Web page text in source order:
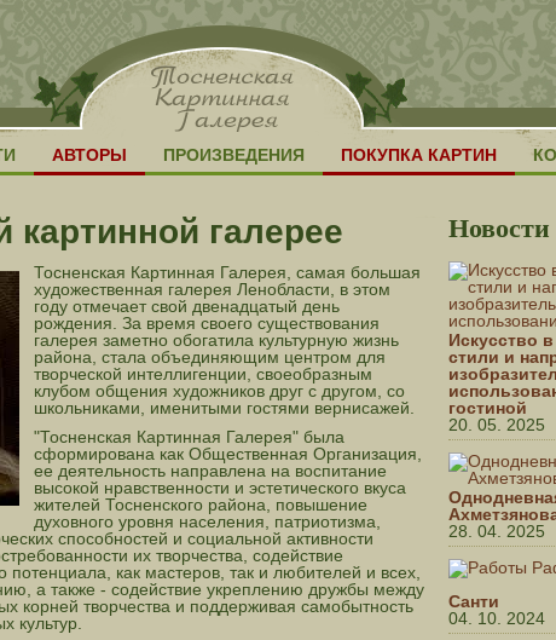
АВТОРЫ ПРОИЗВЕДЕНИЯ ПОКУПКА КАРТИН
картинной галерее
Тосненская Картинная Галерея, самая большая
художественная галерея Ленобласти, в этом
году отмечает свой двенадцатый день
рождения. За время своего существования
галерея заметно обогатила культурную жизнь
района, стала объединяющим центром для
творческой интеллигенции, своеобразным
клубом общения художников друг с другом, со
школьниками, именитыми гостями вернисажей.
"Тосненская Картинная Галерея" была
сформирована как Общественная Организация,
ее деятельность направлена на воспитание
высокой нравственности и эстетического вкуса
жителей Тосненского района, повышение
духовного уровня населения, патриотизма,
способностей и социальной активности
их творчества, содействие
потенциала, как мастеров, так и любителей и всех,
а также - содействие укреплению дружбы между
корней творчества и поддерживая самобытность
культур.
Новости
Искусство
стили и
гостиной
20. 05. 2025
28. 04. 2025
Санти
04. 10. 2024